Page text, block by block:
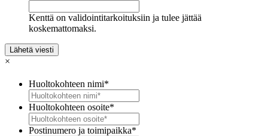
Kenttä on validointitarkoituksiin ja tulee jättää
koskemattomaksi.
×
Huoltokohteen nimi*
Huoltokohteen osoite*
Postinumero ja toimipaikka*